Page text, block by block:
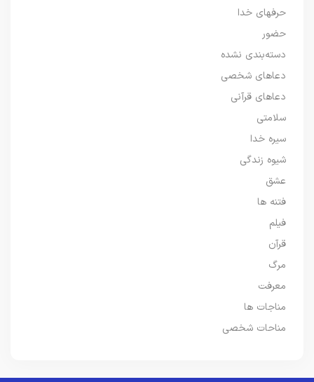
حرفهای خدا
حضور
دسته‌بندی نشده
دعاهای شخصی
دعاهای قرآنی
سلامتی
سیره خدا
شیوه زندگی
عشق
فتنه ها
فیلم
قرآن
مرگ
معرفت
مناجات ها
مناحات شخصی